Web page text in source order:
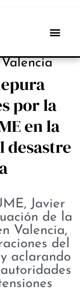
por la
en la
desastre
Javier
de la
Valencia,
del
aclarando